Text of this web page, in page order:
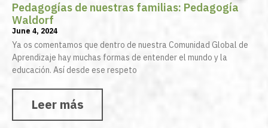
Pedagogías de nuestras familias: Pedagogía
Waldorf
June 4, 2024
Ya os comentamos que dentro de nuestra Comunidad Global de
Aprendizaje hay muchas formas de entender el mundo y la
educación. Así desde ese respeto
Leer más